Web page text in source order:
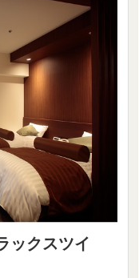
ックスツイ